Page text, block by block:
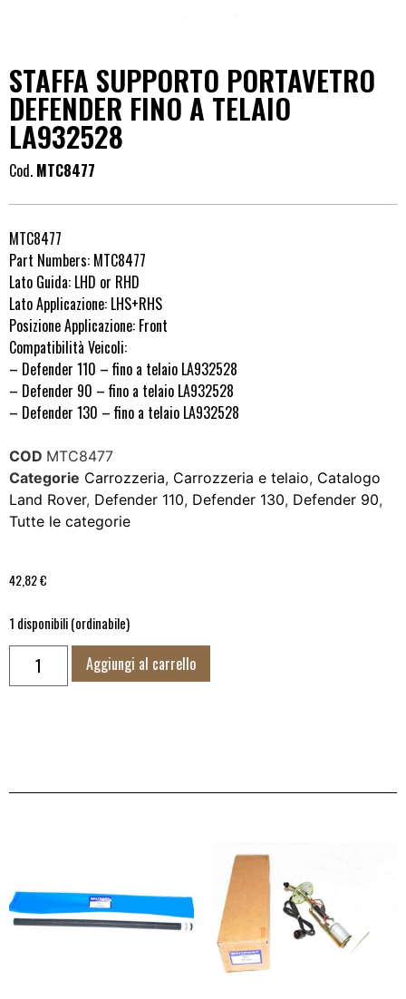
STAFFA SUPPORTO PORTAVETRO
DEFENDER FINO A TELAIO
LA932528
Cod. MTC8477
MTC8477
Part Numbers: MTC8477
Lato Guida: LHD or RHD
Lato Applicazione: LHS+RHS
Posizione Applicazione: Front
Compatibilità Veicoli:
– Defender 110 – fino a telaio LA932528
– Defender 90 – fino a telaio LA932528
– Defender 130 – fino a telaio LA932528
COD MTC8477
Categorie Carrozzeria, Carrozzeria e telaio, Catalogo
Land Rover, Defender 110, Defender 130, Defender 90,
Tutte le categorie
42,82€
1 disponibili (ordinabile)
Aggiungi al carrello